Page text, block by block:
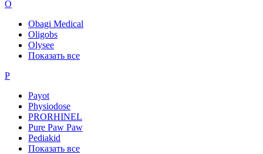
O
Obagi Medical
Oligobs
Olysee
Показать все
P
Payot
Physiodose
PRORHINEL
Pure Paw Paw
Pediakid
Показать все